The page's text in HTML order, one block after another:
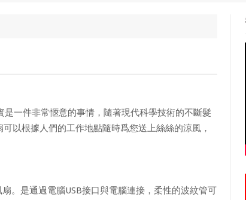
一件非常愜意的事情，隨著現代科學技術的不斷髮
以根據人們的工作地點隨時爲您送上絲絲的涼風，
是通過電腦USB接口與電腦連接，柔性的波紋管可